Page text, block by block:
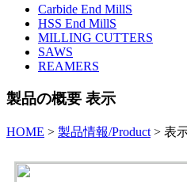
Carbide End MillS
HSS End MillS
MILLING CUTTERS
SAWS
REAMERS
製品の概要 表示
HOME > 製品情報/Product > 表